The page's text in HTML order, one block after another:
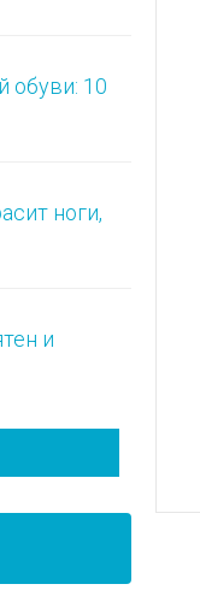
обуви: 10
ноги,
и